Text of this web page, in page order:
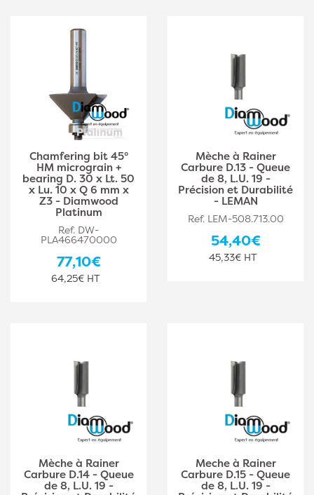
Chamfering bit 45°
HM micrograin +
bearing D. 30 x Lt. 50
x Lu. 10 x Q 6 mm x
Z3 - Diamwood
Platinum
Ref. DW-
PLA466470000
77,10€
64,25€ HT
Mèche à Rainer
Carbure D.13 - Queue
de 8, L.U. 19 -
Précision et Durabilité
- LEMAN
Ref. LEM-508.713.00
54,40€
45,33€ HT
Mèche à Rainer
Carbure D.14 - Queue
de 8, L.U. 19 -
Meche à Rainer
Carbure D.15 - Queue
de 8, L.U. 19 -